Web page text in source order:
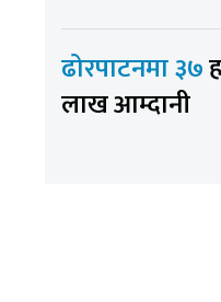
ढोरपाटनमा ३७
लाख आम्दानी